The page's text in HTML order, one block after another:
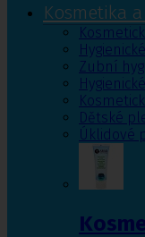
Kosmetika
Zubní
Dětské
Úklidové